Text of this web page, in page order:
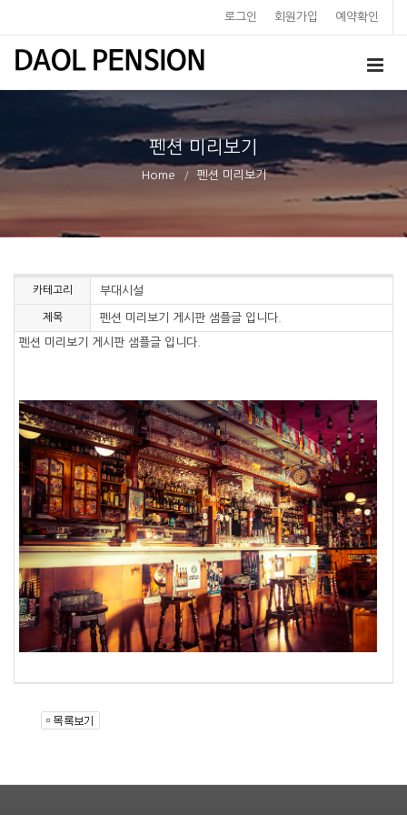
로그인 회원가입 예약확인
펜션 미리보기
Home 펜션 미리보기
카테고리 부대시설
제목 펜션 미리보기 게시판 샘플글 입니다.
펜션 미리보기 게시판 샘플글 입니다.